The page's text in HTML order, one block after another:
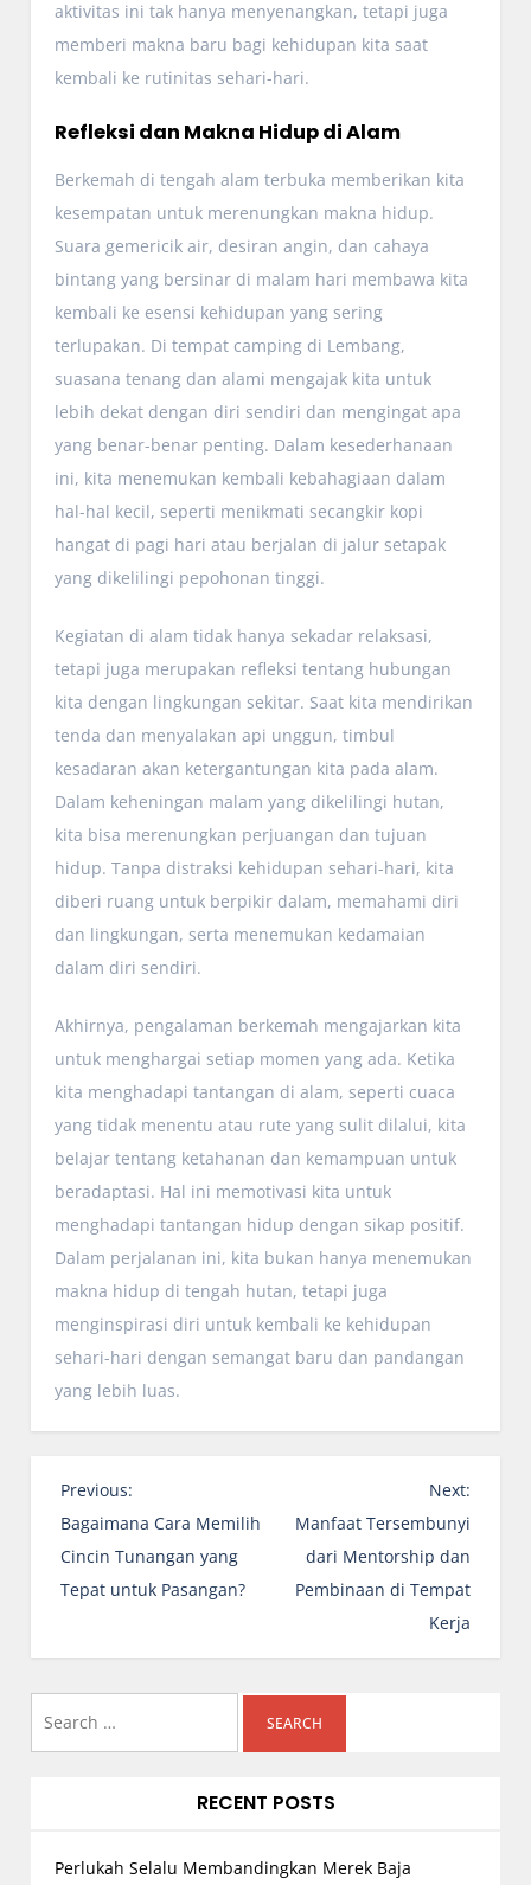
aktivitas ini tak hanya menyenangkan, tetapi juga
memberi makna baru bagi kehidupan kita saat
kembali ke rutinitas sehari-hari.
Refleksi dan Makna Hidup di Alam
Berkemah di tengah alam terbuka memberikan kita
kesempatan untuk merenungkan makna hidup.
Suara gemericik air, desiran angin, dan cahaya
bintang yang bersinar di malam hari membawa kita
kembali ke esensi kehidupan yang sering
terlupakan. Di tempat camping di Lembang,
suasana tenang dan alami mengajak kita untuk
lebih dekat dengan diri sendiri dan mengingat apa
yang benar-benar penting. Dalam kesederhanaan
ini, kita menemukan kembali kebahagiaan dalam
hal-hal kecil, seperti menikmati secangkir kopi
hangat di pagi hari atau berjalan di jalur setapak
yang dikelilingi pepohonan tinggi.
Kegiatan di alam tidak hanya sekadar relaksasi,
tetapi juga merupakan refleksi tentang hubungan
kita dengan lingkungan sekitar. Saat kita mendirikan
tenda dan menyalakan api unggun, timbul
kesadaran akan ketergantungan kita pada alam.
Dalam keheningan malam yang dikelilingi hutan,
kita bisa merenungkan perjuangan dan tujuan
hidup. Tanpa distraksi kehidupan sehari-hari, kita
diberi ruang untuk berpikir dalam, memahami diri
dan lingkungan, serta menemukan kedamaian
dalam diri sendiri.
Akhirnya, pengalaman berkemah mengajarkan kita
untuk menghargai setiap momen yang ada. Ketika
kita menghadapi tantangan di alam, seperti cuaca
yang tidak menentu atau rute yang sulit dilalui, kita
belajar tentang ketahanan dan kemampuan untuk
beradaptasi. Hal ini memotivasi kita untuk
menghadapi tantangan hidup dengan sikap positif.
Dalam perjalanan ini, kita bukan hanya menemukan
makna hidup di tengah hutan, tetapi juga
menginspirasi diri untuk kembali ke kehidupan
sehari-hari dengan semangat baru dan pandangan
yang lebih luas.
P
o
s
t
a
i
g
o
Previous:
Bagaimana Cara Memilih
Cincin Tunangan yang
Tepat untuk Pasangan?
Next:
Manfaat Tersembunyi
dari Mentorship dan
Pembinaan di Tempat
Kerja
RECENT POSTS
Perlukah Selalu Membandingkan Merek Baja